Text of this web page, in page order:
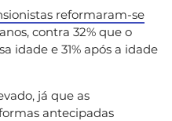
reformaram-se
contra 32% que o
idade e 31% após a idade
já que as
antecipadas